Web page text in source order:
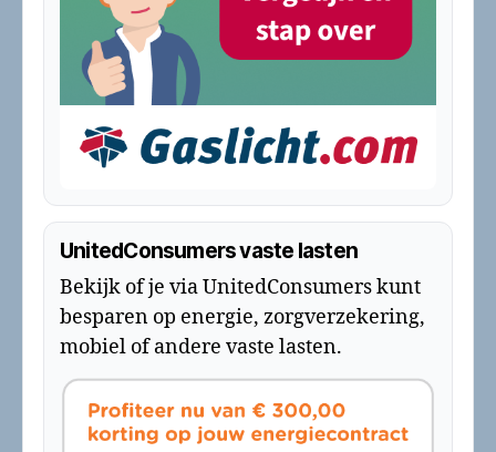
UnitedConsumers vaste lasten
Bekijk of je via UnitedConsumers kunt
besparen op energie, zorgverzekering,
mobiel of andere vaste lasten.